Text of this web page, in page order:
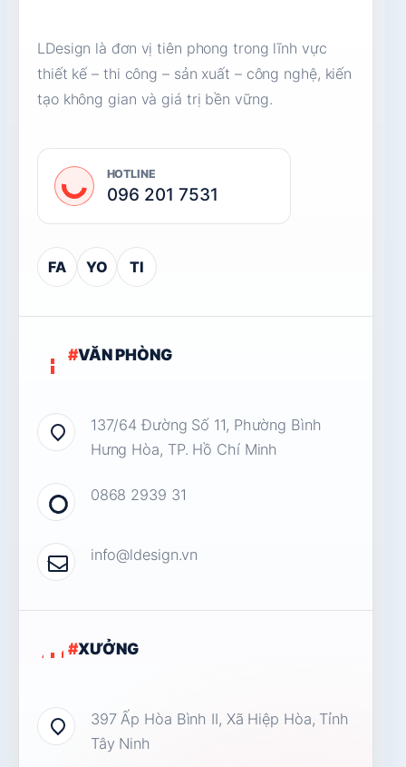
LDesign là đơn vị tiên phong trong lĩnh vực
thiết kế – thi công – sản xuất – công nghệ, kiến
tạo không gian và giá trị bền vững.
HOTLINE
096 201 7531
FA YO TI
#VĂN PHÒNG
137/64 Đường Số 11, Phường Bình
Hưng Hòa, TP. Hồ Chí Minh
0868 2939 31
info@ldesign.vn
#XƯỞNG
397 Ấp Hòa Bình II, Xã Hiệp Hòa, Tỉnh
Tây Ninh